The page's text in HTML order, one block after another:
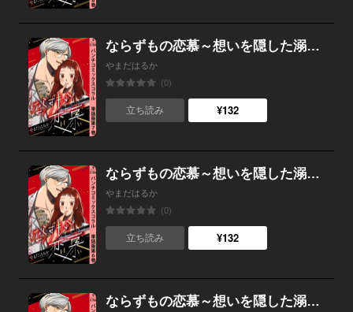
ならずもの恋慕～想いを隠した溺愛ヤクザ～ 単話版第7巻
やまだはるか
(0)
立ち読み ¥132
ならずもの恋慕～想いを隠した溺愛ヤクザ～ 単話版第6巻
やまだはるか
(0)
立ち読み ¥132
ならずもの恋慕～想いを隠した溺愛ヤクザ～ 単話版第5巻